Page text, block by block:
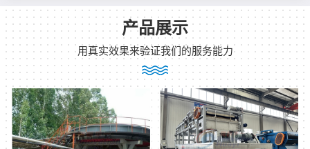
产品展示
用真实效果来验证我们的服务能力